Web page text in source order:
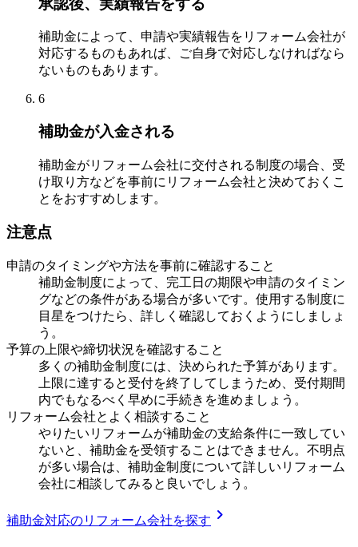
補助金によって、申請や実績報告をリフォーム会社が
対応するものもあれば、ご自身で対応しなければなら
ないものもあります。
6
補助金が入金される
補助金がリフォーム会社に交付される制度の場合、受
け取り方などを事前にリフォーム会社と決めておくこ
とをおすすめします。
注意点
申請のタイミングや方法を事前に確認すること
補助金制度によって、完工日の期限や申請のタイミン
グなどの条件がある場合が多いです。使用する制度に
目星をつけたら、詳しく確認しておくようにしましょ
う。
予算の上限や締切状況を確認すること
多くの補助金制度には、決められた予算があります。
上限に達すると受付を終了してしまうため、受付期間
内でもなるべく早めに手続きを進めましょう。
リフォーム会社とよく相談すること
やりたいリフォームが補助金の支給条件に一致してい
ないと、補助金を受領することはできません。不明点
が多い場合は、補助金制度について詳しいリフォーム
会社に相談してみると良いでしょう。
補助金対応のリフォーム会社を探す chevron_right